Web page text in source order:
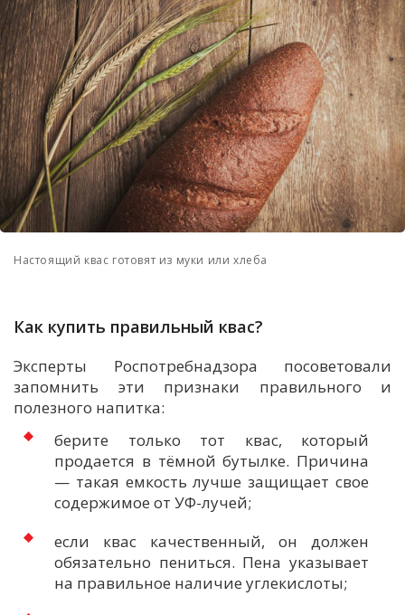
Настоящий квас готовят из муки или хлеба
Как купить правильный квас?
Эксперты Роспотребнадзора посоветовали
запомнить эти признаки правильного и
полезного напитка:
берите только тот квас, который
продается в тёмной бутылке. Причина
— такая емкостьлучше защищает свое
содержимое от УФ-лучей;
если квас качественный, он должен
обязательно пениться. Пена указывает
на правильное наличие углекислоты;